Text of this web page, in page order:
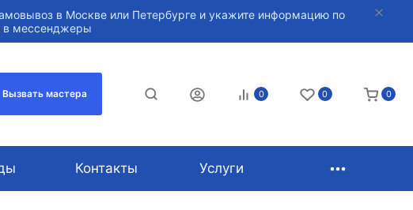
в Москве или Петербурге и укажите информацию по
в мессенджеры
Вызвать мастера 0 0 0
Контакты Услуги